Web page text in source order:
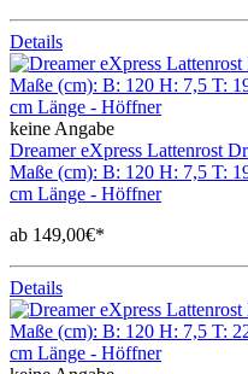
Details
keine Angabe
Dreamer eXpress Lattenrost
Maße (cm): B: 120 H: 7,5 T:
cm Länge - Höffner
ab 149,00€*
Details